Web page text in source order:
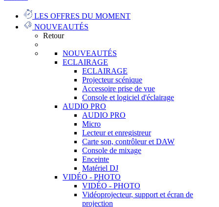
LES OFFRES DU MOMENT
NOUVEAUTÉS
Retour
NOUVEAUTÉS
ECLAIRAGE
ECLAIRAGE
Projecteur scénique
Accessoire prise de vue
Console et logiciel d'éclairage
AUDIO PRO
AUDIO PRO
Micro
Lecteur et enregistreur
Carte son, contrôleur et DAW
Console de mixage
Enceinte
Matériel DJ
VIDÉO - PHOTO
VIDÉO - PHOTO
Vidéoprojecteur, support et écran de
projection